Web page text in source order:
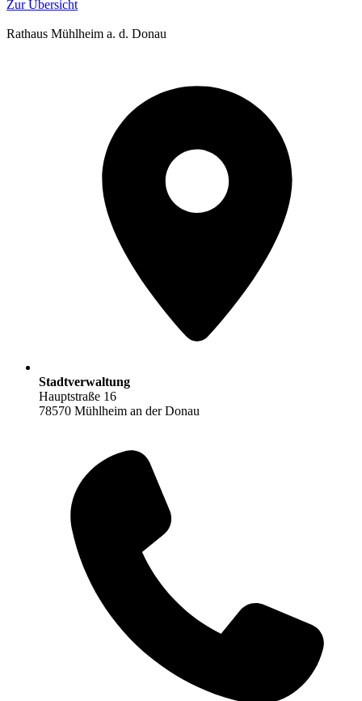
Zur Übersicht
Rathaus Mühlheim a. d. Donau
Stadtverwaltung
Hauptstraße 16
78570 Mühlheim an der Donau